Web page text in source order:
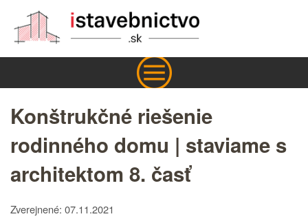
Konštrukčné riešenie
rodinného domu | staviame s
architektom 8. časť
Zverejnené: 07.11.2021